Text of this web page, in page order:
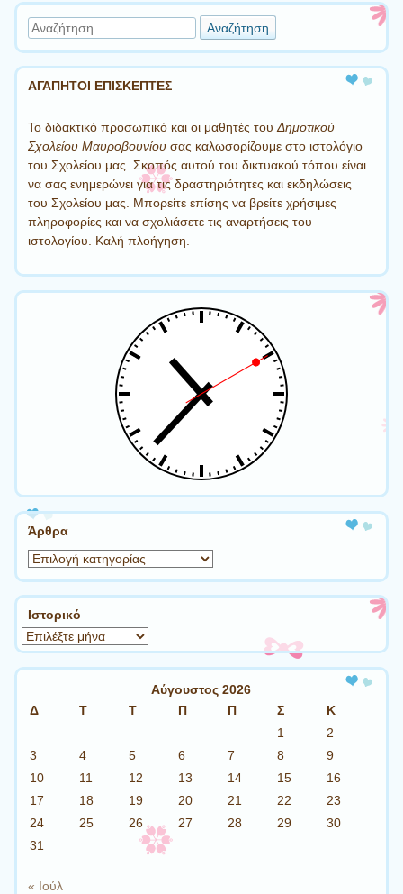
Αναζήτηση
ΑΓΑΠΗΤΟΙ ΕΠΙΣΚΕΠΤΕΣ
Το διδακτικό προσωπικό και οι μαθητές τουΔημοτικού
Σχολείου Μαυροβουνίου σας καλωσορίζουμε στο ιστολόγιο
του Σχολείου μας. Σκοπός αυτού του δικτυακού τόπου είναι
να σας ενημερώνει για τις δραστηριότητες και εκδηλώσεις
του Σχολείου μας. Μπορείτε επίσης να βρείτε χρήσιμες
πληροφορίες και να σχολιάσετε τις αναρτήσεις του
ιστολογίου. Καλή πλοήγηση.
Άρθρα
Άρθρα
Ιστορικό
Ιστορικό
Αύγουστος 2026
Δ
Τ Τ Π Π Σ
Κ
1
2
3
4 5 6 7 8
9
10
11 12 13 14 15
16
17
18 19 20 21 22
23
24
25 26 27 28 29
30
31
« Ιούλ